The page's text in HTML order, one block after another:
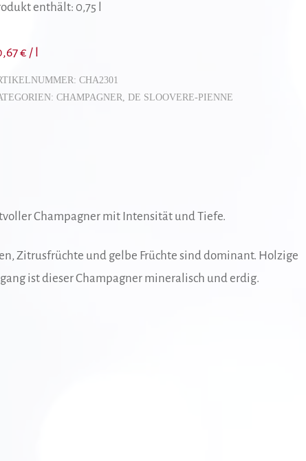
25
enthält: 0,75
€ / l
CHA2301
CHAMPAGNER, DE SLOOVERE-PIENNE
Champagner mit Intensität und Tiefe.
Zitrusfrüchte und gelbe Früchte sind dominant. Holzige
ist dieser Champagner mineralisch und erdig.